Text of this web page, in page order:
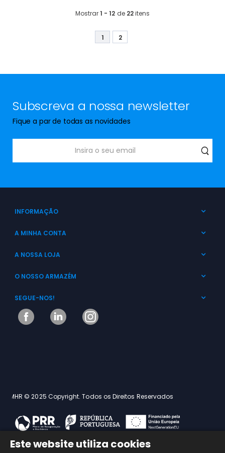
Mostrar1 - 12 de 22itens
1 2
Subscreva a nossa newsletter
Fique a par de todas as novidades
INFORMAÇÃO
A MINHA CONTA
A NOSSA LOJA
O NOSSO ARMAZÉM
SEGUE-NOS!
MHR © 2025 Copyright. Todos os Direitos Reservados
Este website utiliza cookies